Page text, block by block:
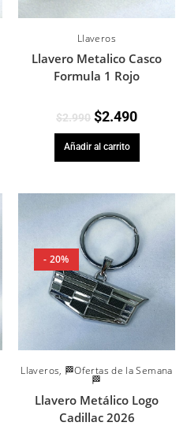
Llaveros
Llavero Metalico Casco
Formula 1 Rojo
$2.990 $2.490
Añadir al carrito
- 20%
Llaveros, 🏁Ofertas de la Semana
🏁
Llavero Metálico Logo
Cadillac 2026